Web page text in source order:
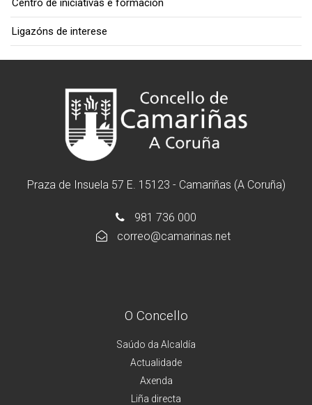
Centro de iniciativas e formación
Ligazóns de interese
Praza de Insuela 57 E. 15123 - Camariñas (A Coruña)
981 736 000
correo@camarinas.net
O Concello
Saúdo da Alcaldía
Actualidade
Axenda
Liña directa